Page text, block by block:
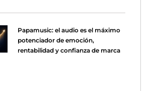
Papamusic: el audio es el máximo
potenciador de emoción,
rentabilidad y confianza de marca